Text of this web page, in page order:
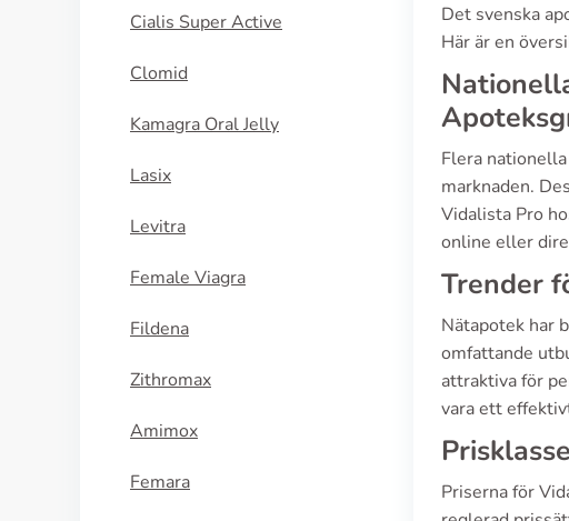
Cialis Super Active
Clomid
Kamagra Oral Jelly
Lasix
Levitra
Female Viagra
Fildena
Zithromax
Amimox
Femara
Det svenska
Här är en
Flera
marknaden.
Vidalista Pro
online eller
Trender
Nätapotek har
omfattande
attraktiva för
vara ett
Priserna för